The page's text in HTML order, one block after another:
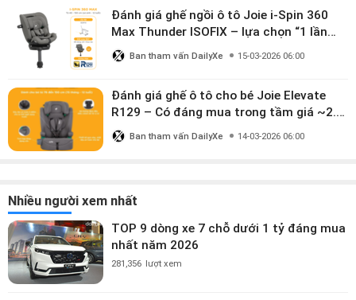
Đánh giá ghế ngồi ô tô Joie i-Spin 360
Max Thunder ISOFIX – lựa chọn “1 lần
dùng đến 12 năm” có đáng giá gần 9
triệu?
Ban tham vấn DailyXe 15-03-2026 06:00
Đánh giá ghế ô tô cho bé Joie Elevate
R129 – Có đáng mua trong tầm giá ~2.8
triệu?
Ban tham vấn DailyXe 14-03-2026 06:00
Nhiều người xem nhất
TOP 9 dòng xe 7 chỗ dưới 1 tỷ đáng mua
nhất năm 2026
281,356 lượt xem